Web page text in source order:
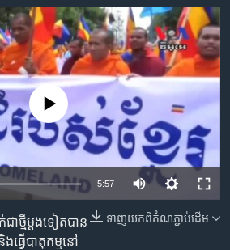
source currently available
5:57
ទាញ​យក​ពី​តំណភ្ជាប់​ដើម
ជា​ថ្មី​ម្តង​ទៀត​បាន​
ធ្វើ​បាតុកម្ម​នៅ​